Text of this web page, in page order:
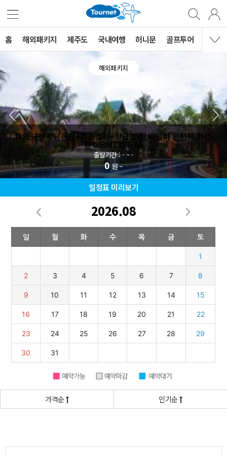
홈 해외패키지 제주도 국내여행 허니문 골프투어 MVG
해외패키지
[88온천+푸닝온천+히든벨리+일급호텔] 마닐라 온천팩 3박5
일 GIBM735T-AS
출발기간 : - ~ -
0원 ~
일정표 미리보기
2026.08
가격순 인기순